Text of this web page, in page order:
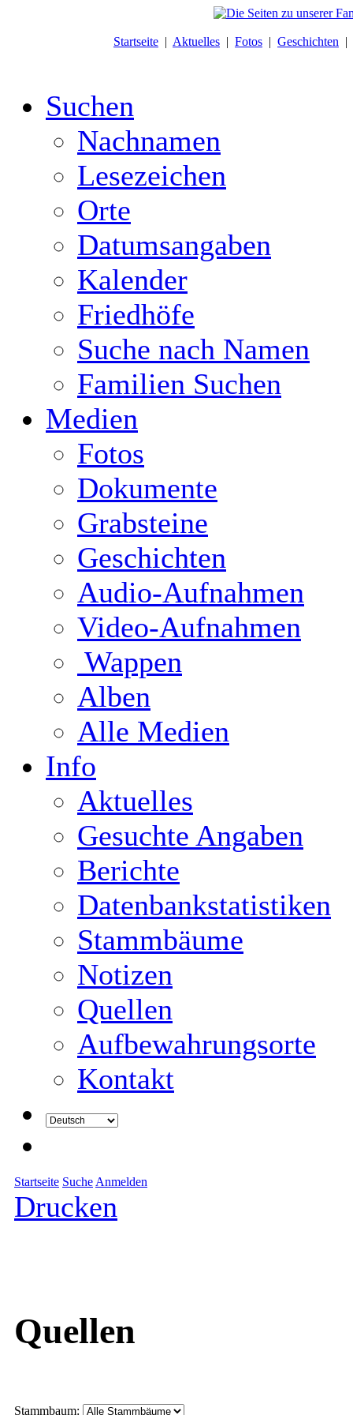
Startseite | Aktuelles | Fotos | Geschichten |
Suchen
Nachnamen
Lesezeichen
Orte
Datumsangaben
Kalender
Friedhöfe
Suche nach Namen
Familien Suchen
Medien
Fotos
Dokumente
Grabsteine
Geschichten
Audio-Aufnahmen
Video-Aufnahmen
Wappen
Alben
Alle Medien
Info
Aktuelles
Gesuchte Angaben
Berichte
Datenbankstatistiken
Stammbäume
Notizen
Quellen
Aufbewahrungsorte
Kontakt
Startseite Suche Anmelden
Drucken
Quellen
Stammbaum: